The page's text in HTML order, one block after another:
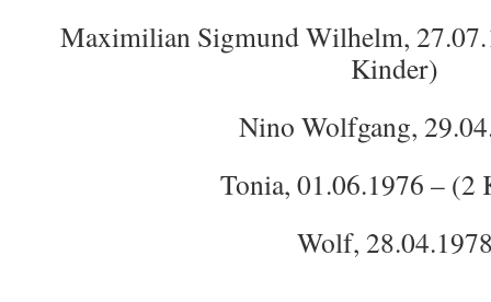
Maximilian Sigmund Wilhelm,
Kinder)
Nino Wolfgang,
Tonia, 01.06.1976 – (2
Wolf,